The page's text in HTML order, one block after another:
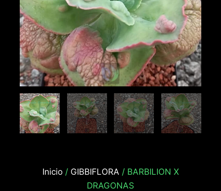
Inicio/ GIBBIFLORA / BARBILION X
DRAGONAS